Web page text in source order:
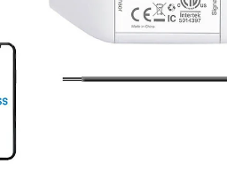
Noklikšķiniet, lai palielinātu